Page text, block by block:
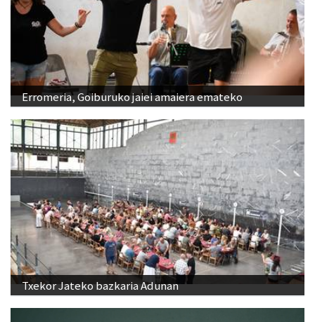
Erromeria, Goiburuko jaiei amaiera emateko
Txekor Jateko bazkaria Adunan